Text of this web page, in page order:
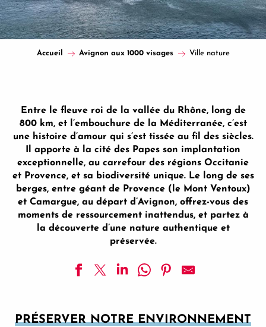
Accueil Avignon aux 1000 visages Ville nature
Entre le fleuve roi de la vallée du Rhône, long de
800 km, et l’embouchure de la Méditerranée, c’est
une histoire d’amour qui s’est tissée au fil des siècles.
Il apporte à la cité des Papes son implantation
exceptionnelle, au carrefour des régions Occitanie
et Provence, et sa biodiversité unique. Le long de ses
berges, entre géant de Provence (le Mont Ventoux)
et Camargue, au départ d’Avignon, offrez-vous des
moments de ressourcement inattendus, et partez à
la découverte d’une nature authentique et
préservée.
PRÉSERVER NOTRE ENVIRONNEMENT
PRÉSERVER NOTRE